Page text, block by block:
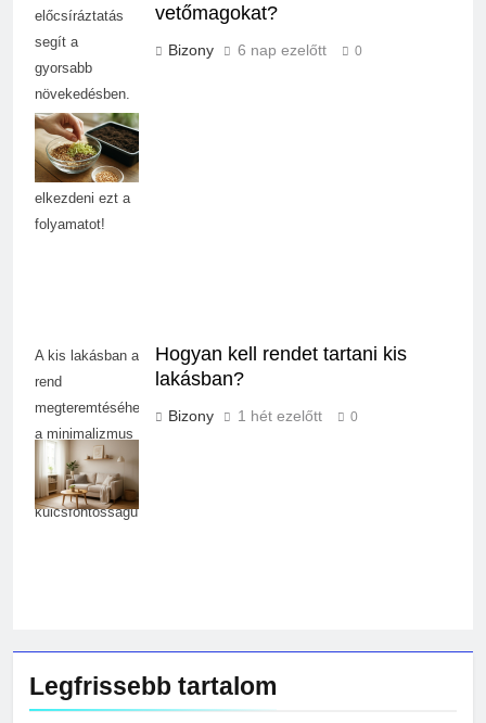
Legfrissebb tartalom
előcsíráztatás
segít a
gyorsabb
növekedésben.
Tudj meg többet
arról, mikor
érdemes
elkezdeni ezt a
folyamatot!
vetőmagokat?
Bizony 6 nap ezelőtt 0
A kis lakásban a
rend
megteremtéséhez
a minimalizmus
és a praktikus
tárolás
kulcsfontosságú.
Hogyan kell rendet tartani kis
lakásban?
Bizony 1 hét ezelőtt 0